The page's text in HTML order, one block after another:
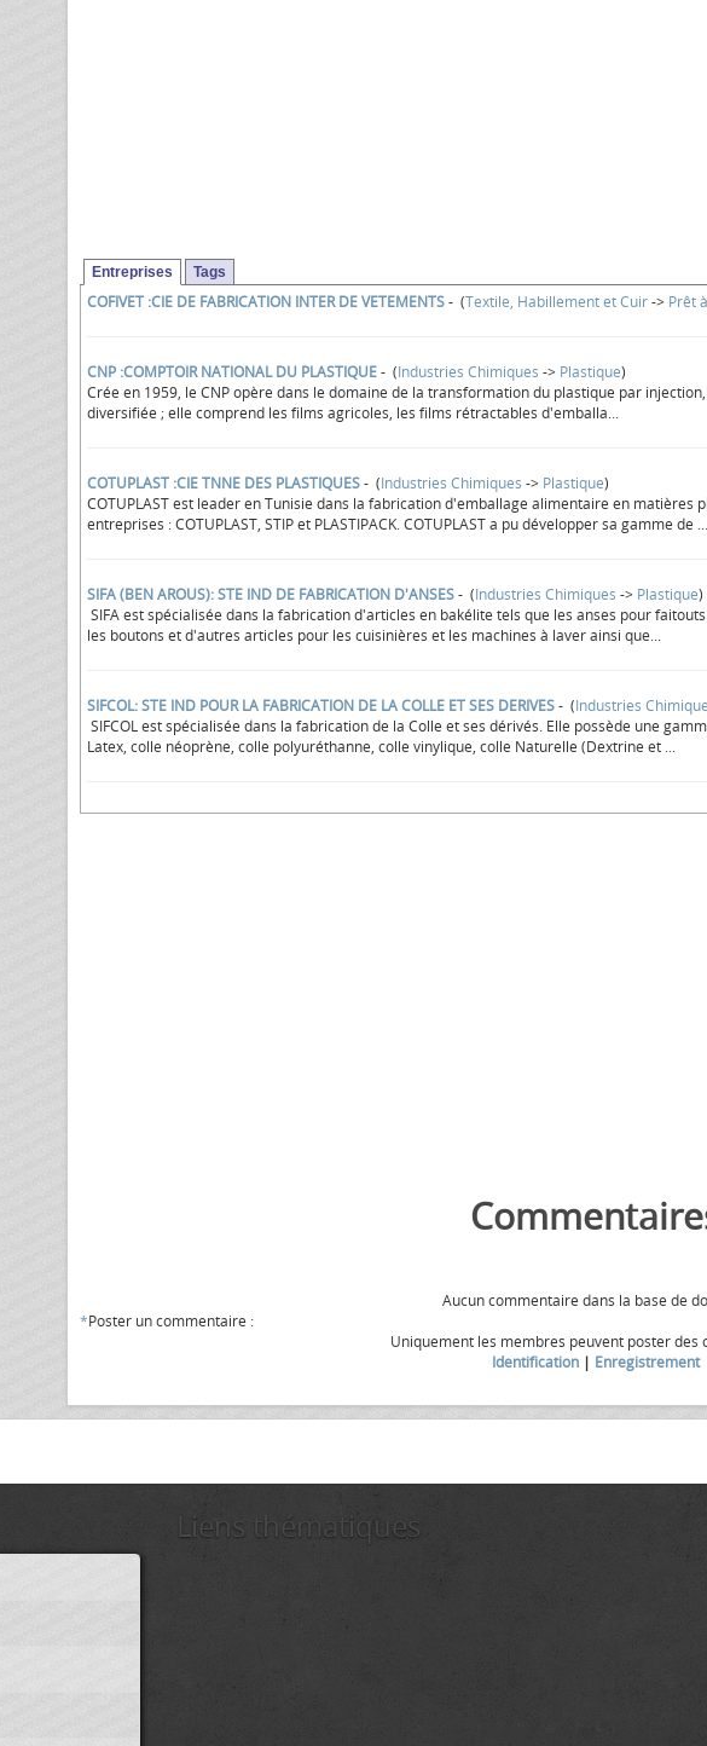
Entreprises Tags
COFIVET :CIE DE FABRICATION INTER DE VETEMENTS- (Textile, Habillement et Cuir-> Prêt
CNP :COMPTOIR NATIONAL DU PLASTIQUE- (Industries Chimiques -> Plastique)
Crée en 1959, le CNP opère dans le domaine de la transformation du plastique par
diversifiée ; elle comprend les films agricoles, les films rétractables d'emballa...
COTUPLAST :CIE TNNE DES PLASTIQUES- (Industries Chimiques -> Plastique)
COTUPLAST est leader en Tunisie dans la fabrication d'emballage alimentaire en matières
entreprises : COTUPLAST, STIP et PLASTIPACK. COTUPLAST a pu développer sa gamme de ...
SIFA (BEN AROUS): STE IND DE FABRICATION D'ANSES- (Industries Chimiques -> Plastique)
SIFA est spécialisée dans la fabrication d'articles en bakélite tels que les anses pour
les boutons et d'autres articles pour les cuisinières et les machines à laver ainsi que...
SIFCOL: STE IND POUR LA FABRICATION DE LA COLLE ET SES DERIVES- (Industries
SIFCOL est spécialisée dans la fabrication de la Colle et ses dérivés. Elle possède une
Latex, colle néoprène, colle polyuréthanne, colle vinylique, colle Naturelle (Dextrine et ...
Aucun commentaire dans la base de
*Poster un commentaire :
Uniquement les membres peuvent poster des
Identification| Enregistrement
Liens thématiques